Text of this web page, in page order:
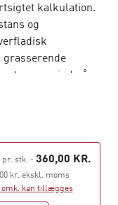
kalkulation.
og
grasserende
trænger ind på
under pres.
af politikken med
Den
pr. stk.- 360,00 KR.
kr. ekskl. moms
omk. kan tillægges